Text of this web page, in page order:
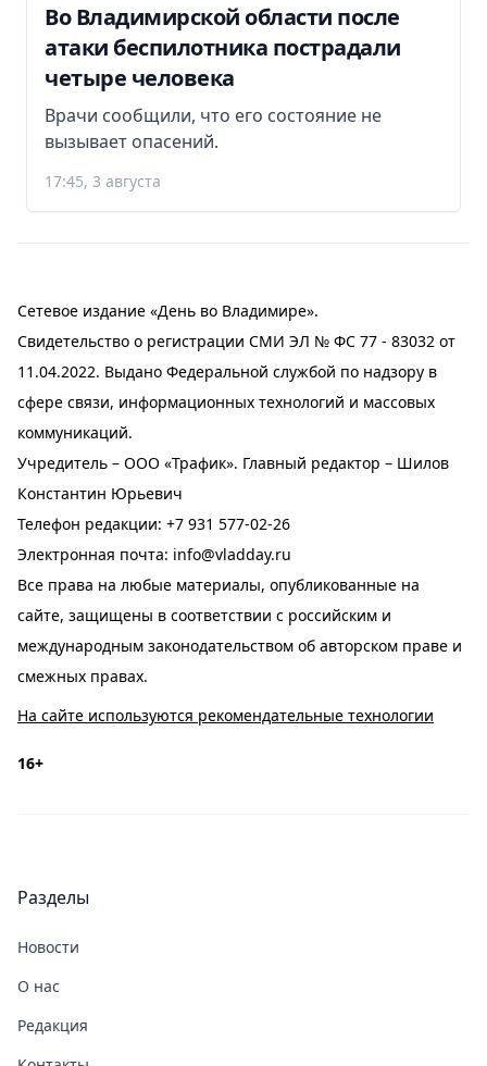
Во Владимирской области после
атаки беспилотника пострадали
четыре человека
Врачи сообщили, что его состояние не
вызывает опасений.
17:45, 3 августа
Сетевое издание «День во Владимире».
Свидетельство о регистрации СМИ ЭЛ № ФС 77 - 83032 от
11.04.2022. Выдано Федеральной службой по надзору в
сфере связи, информационных технологий и массовых
коммуникаций.
Учредитель – ООО «Трафик». Главный редактор – Шилов
Константин Юрьевич
Телефон редакции: +7 931 577-02-26
Электронная почта: info@vladday.ru
Все права на любые материалы, опубликованные на
сайте, защищены в соответствии с российским и
международным законодательством об авторском праве и
смежных правах.
На сайте используются рекомендательные технологии
16+
Разделы
Новости
О нас
Редакция